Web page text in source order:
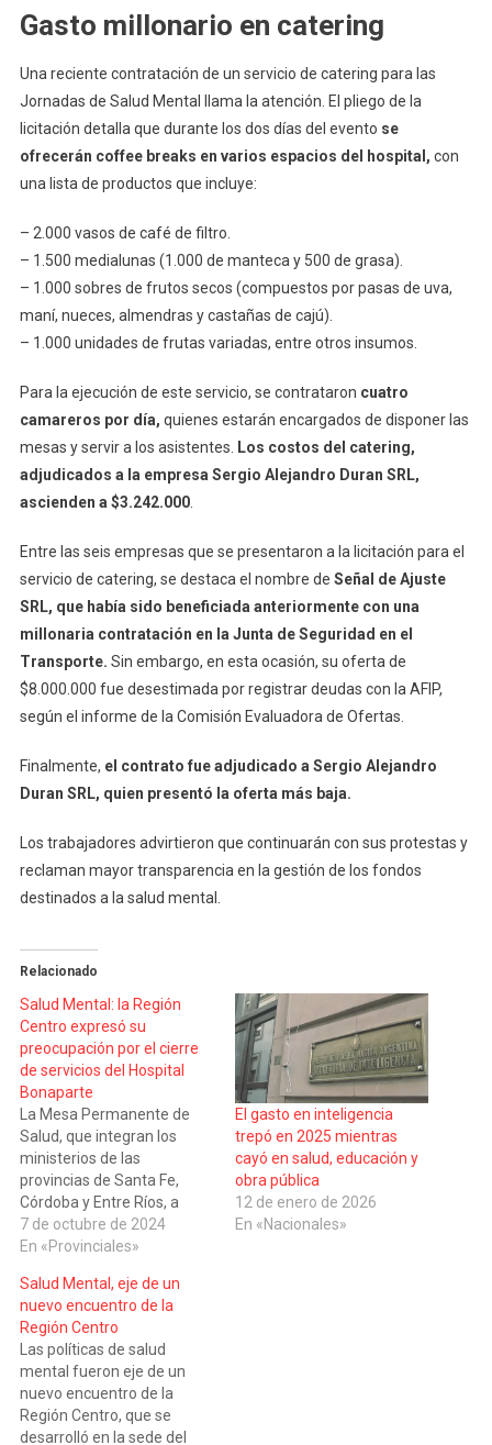
Gasto millonario en catering
Una reciente contratación de un servicio de catering para las
Jornadas de Salud Mental llama la atención. El pliego de la
licitación detalla que durante los dos días del evento se
ofrecerán coffee breaks en varios espacios del hospital, con
una lista de productos que incluye:
– 2.000 vasos de café de filtro.
– 1.500 medialunas (1.000 de manteca y 500 de grasa).
– 1.000 sobres de frutos secos (compuestos por pasas de uva,
maní, nueces, almendras y castañas de cajú).
– 1.000 unidades de frutas variadas, entre otros insumos.
Para la ejecución de este servicio, se contrataron cuatro
camareros por día, quienes estarán encargados de disponer las
mesas y servir a los asistentes. Los costos del catering,
adjudicados a la empresa Sergio Alejandro Duran SRL,
ascienden a $3.242.000.
Entre las seis empresas que se presentaron a la licitación para el
servicio de catering, se destaca el nombre de Señal de Ajuste
SRL, que había sido beneficiada anteriormente con una
millonaria contratación en la Junta de Seguridad en el
Transporte. Sin embargo, en esta ocasión, su oferta de
$8.000.000 fue desestimada por registrar deudas con la AFIP,
según el informe de la Comisión Evaluadora de Ofertas.
Finalmente, el contrato fue adjudicado a Sergio Alejandro
Duran SRL, quien presentó la oferta más baja.
Los trabajadores advirtieron que continuarán con sus protestas y
reclaman mayor transparencia en la gestión de los fondos
destinados a la salud mental.
Relacionado
Salud Mental: la Región
Centro expresó su
preocupación por el cierre
de servicios del Hospital
Bonaparte
La Mesa Permanente de
Salud, que integran los
ministerios de las
provincias de Santa Fe,
Córdoba y Entre Ríos, a
cargo de Silvia Ciancio,
Ricardo Pieckenstainer y
respectivamente,
manifestaron su profunda
preocupación ante el
anunciado cierre de los
servicios de guardia y de
internación del Hospital
Nacional de…
7 de octubre de 2024
En «Provinciales»
El gasto en inteligencia
trepó en 2025 mientras
cayó en salud, educación y
obra pública
12 de enero de 2026
En «Nacionales»
Salud Mental, eje de un
nuevo encuentro de la
Región Centro
Las políticas de salud
mental fueron eje de un
nuevo encuentro de la
Región Centro, que se
desarrolló en la sede del